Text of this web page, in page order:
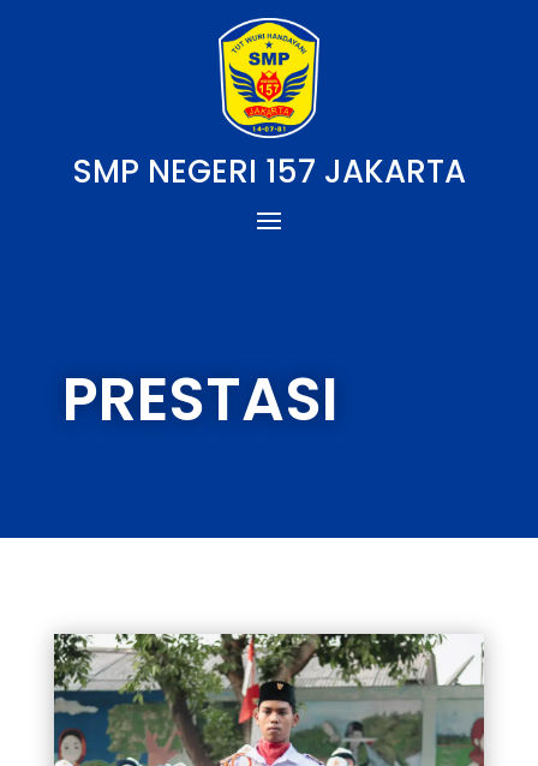
SMP NEGERI 157 JAKARTA
PRESTASI